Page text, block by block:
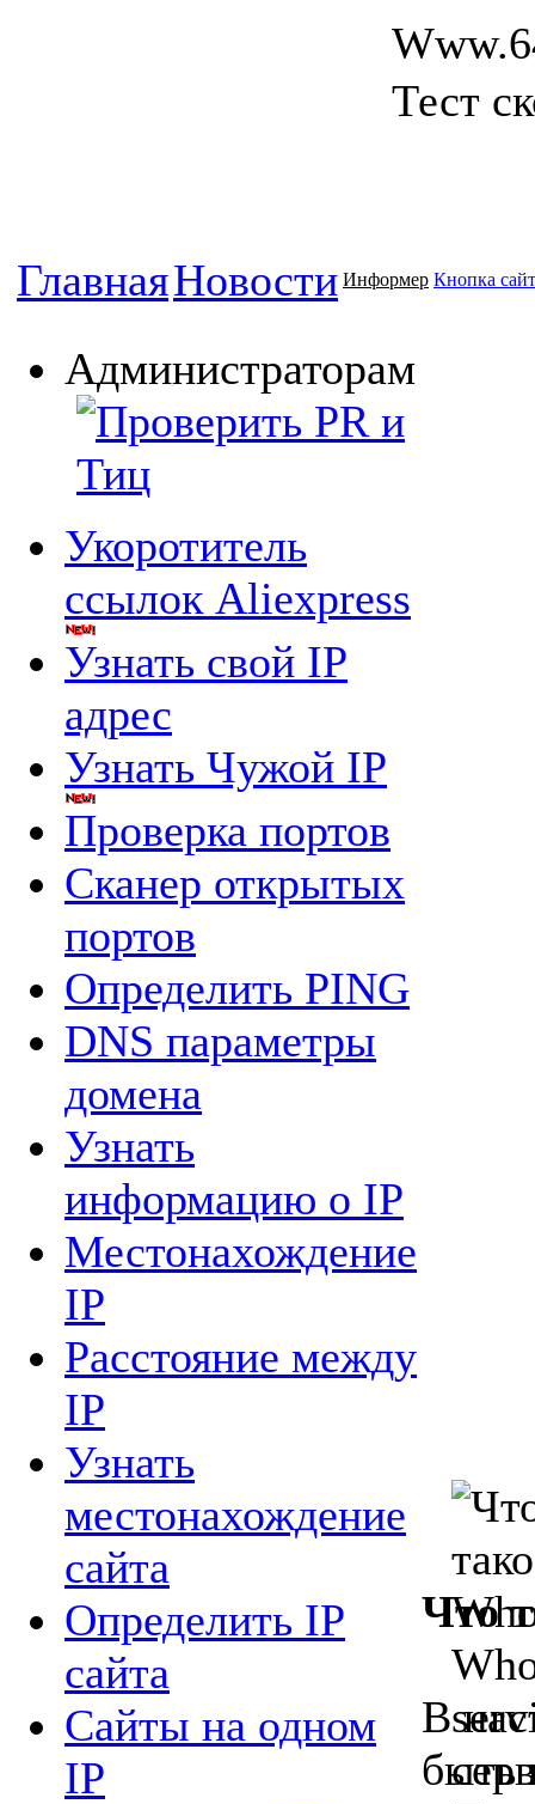
Тест
ГлавнаяНовости Информер Кнопка
Администраторам
Укоротитель
ссылок Aliexpress
Узнать свой IP
адрес
Узнать Чужой IP
Проверка портов
Сканер открытых
портов
Определить PING
DNS параметры
домена
Узнать
информацию о IP
Местонахождение
IP
Расстояние между
IP
Узнать
местонахождение
сайта
Определить IP
сайта
Сайты на одном
IP
Что
В
быть